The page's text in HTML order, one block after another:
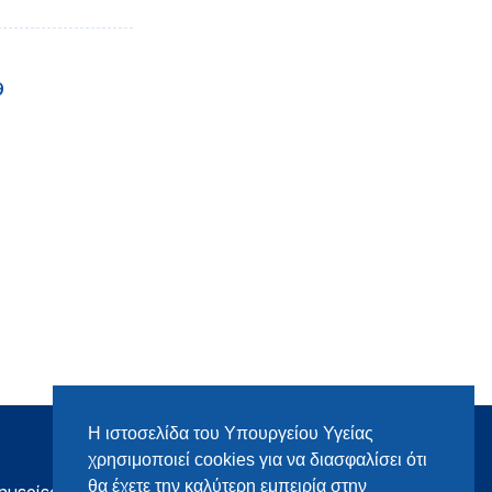
Η ιστοσελίδα του Υπουργείου Υγείας
χρησιμοποιεί cookies για να διασφαλίσει ότι
θα έχετε την καλύτερη εμπειρία στην